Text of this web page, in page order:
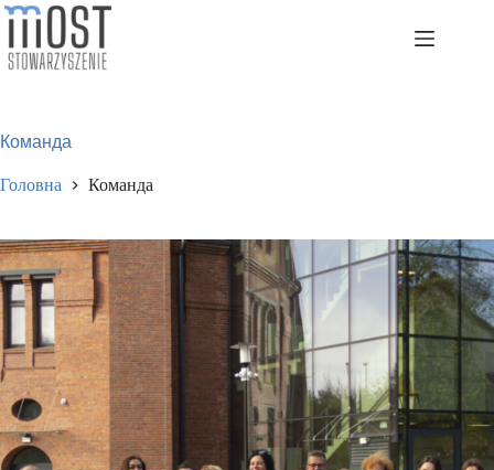
Перейти
змісту
Команда
Головна Команда